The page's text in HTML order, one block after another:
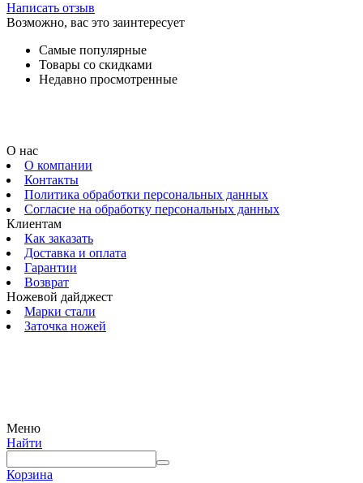
Написать отзыв
Возможно, вас это заинтересует
Самые популярные
Товары со скидками
Недавно просмотренные
О нас
О компании
Контакты
Политика обработки персональных данных
Согласие на обработку персональных данных
Клиентам
Как заказать
Доставка и оплата
Гарантии
Возврат
Ножевой дайджест
Марки стали
Заточка ножей
Меню
Найти
Корзина